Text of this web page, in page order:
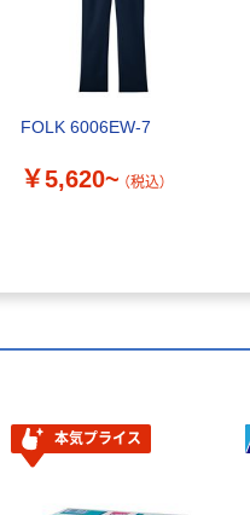
FOLK 6006EW-7
￥5,620~ （税込）
本気プライス